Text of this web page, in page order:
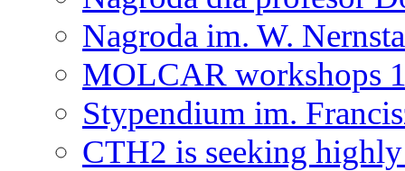
Nagroda im. W.
MOLCAR workshops
Stypendium im.
CTH2 is seeking